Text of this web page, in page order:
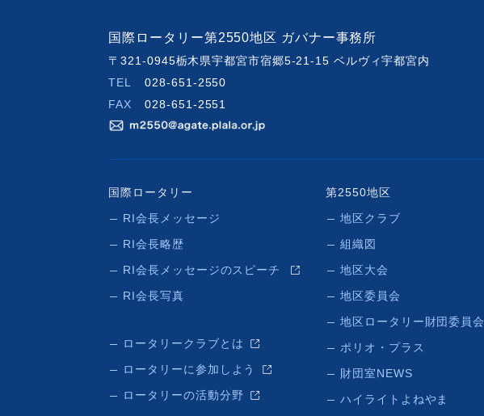
国際ロータリー第2550地区 ガバナー事務所
〒321-0945栃木県宇都宮市宿郷5-21-15 ベルヴィ宇都宮内
TEL
028-651-2550
FAX
028-651-2551
国際ロータリー
RI会長メッセージ
RI会長略歴
RI会長メッセージのスピーチ
RI会長写真
ロータリークラブとは
ロータリーに参加しよう
ロータリーの活動分野
第2550地区
地区クラブ
組織図
地区大会
地区委員会
地区ロータリー財団委員会
ポリオ・プラス
財団室NEWS
ハイライトよねやま